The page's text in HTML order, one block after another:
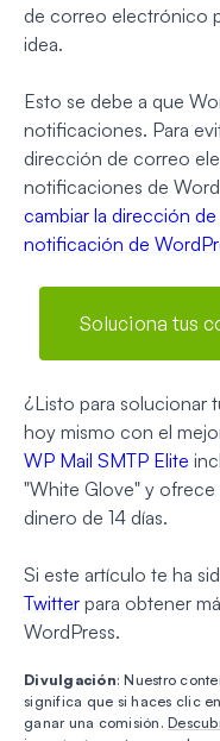
de correo electrónico
idea.
Esto se debe a que
notificaciones. Para
dirección de correo
notificaciones de
cambiar la dirección
notificación de
Soluciona tus
¿Listo para solucionar
hoy mismo con el
WP Mail SMTP Elite
"White Glove" y
dinero de 14 días.
Si este artículo te ha
Twitter para obtener
WordPress.
Divulgación: Nuestro
significa que si haces clic
ganar una comisión.